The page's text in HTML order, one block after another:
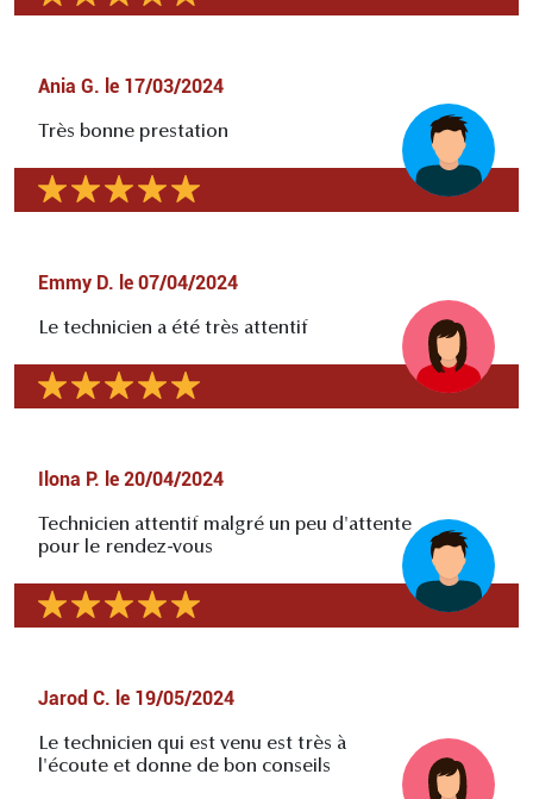
Ania G. le 17/03/2024
Très bonne prestation
Emmy D. le 07/04/2024
Le technicien a été très attentif
Ilona P. le 20/04/2024
Technicien attentif malgré un peu d'attente
pour le rendez-vous
Jarod C. le 19/05/2024
Le technicien qui est venu est très à
l'écoute et donne de bon conseils